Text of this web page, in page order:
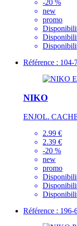
-20 %
new
promo
Référence : 104-
NIKO
ENJOL.
2.99 €
2.39 €
-20 %
new
promo
Référence : 196-